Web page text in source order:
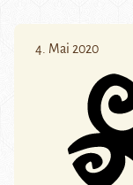
4. Mai 2020